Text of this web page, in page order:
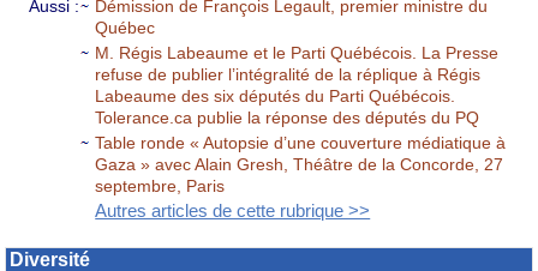
Aussi :
Démission de François Legault, premier ministre du
Québec
M. Régis Labeaume et le Parti Québécois. La Presse
refuse de publier l’intégralité de la réplique à Régis
Labeaume des six députés du Parti Québécois.
Tolerance.ca publie la réponse des députés du PQ
Table ronde « Autopsie d’une couverture médiatique à
Gaza » avec Alain Gresh, Théâtre de la Concorde, 27
septembre, Paris
Autres articles de cette rubrique >>
Diversité